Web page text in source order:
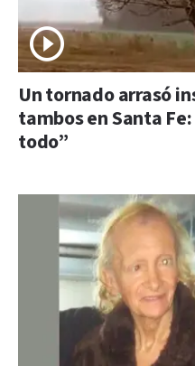
Un tornado arrasó
tambos en Santa
todo”